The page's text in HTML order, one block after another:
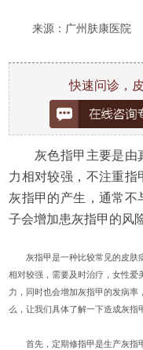
来源：广州肤康医院
快速问诊，
灰色指甲主要是由
力相对较强，不注重指
灰指甲的产生，通常不
子会增加患灰指甲的风
灰指甲是一种比较常见的皮肤
相对较强，需要及时治疗，女性爱
力，同时也会增加灰指甲的发病
么，让我们具体了解一下造成灰指
首先，定期修指甲是生产灰指